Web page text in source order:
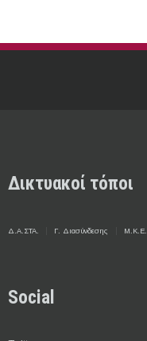
Δικτυακοί τόποι
Δ.Α.ΣΤΑ. Γ. Διασύνδεσης Μ.Κ.Ε.
Social